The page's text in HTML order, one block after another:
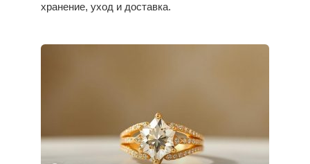
хранение, уход и доставка.